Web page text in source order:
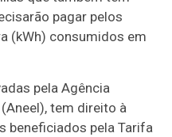
pagar pelos
(kWh) consumidos em
pela Agência
tem direito à
beneficiados pela Tarifa